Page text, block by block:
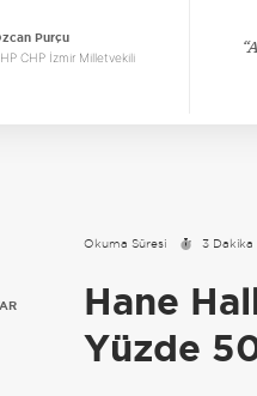
Purçu
CHP İzmir Milletvekili
Okuma Süresi 3 Dakika
Hane
Yüzde